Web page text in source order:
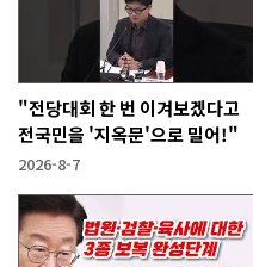
"전당대회 한 번 이겨보겠다고
전국민을 '지옥문'으로 밀어!"
2026-8-7